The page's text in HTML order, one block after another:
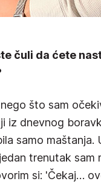
čuli da ćete
što sam
iz dnevnog
samo maštanja.
trenutak sam
si: 'Čekaj…